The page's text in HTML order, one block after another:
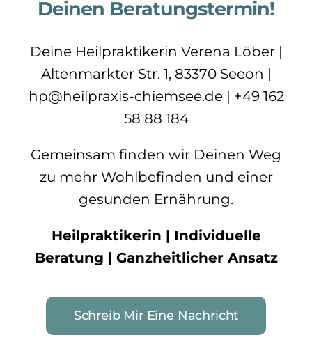
Deinen Beratungstermin!
Deine Heilpraktikerin Verena Löber |
Altenmarkter Str. 1, 83370 Seeon |
hp@heilpraxis-chiemsee.de | +49 162
58 88 184
Gemeinsam finden wir Deinen Weg
zu mehr Wohlbefinden und einer
gesunden Ernährung.
Heilpraktikerin | Individuelle
Beratung | Ganzheitlicher Ansatz
Schreib Mir Eine Nachricht